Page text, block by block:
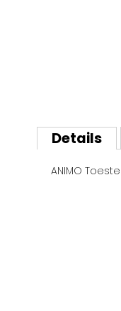
naar
het
van
Details
ANIMO